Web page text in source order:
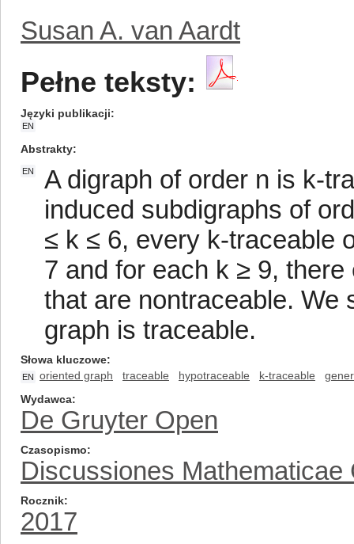
Susan A. van Aardt
Pełne teksty:
Języki publikacji
EN
Abstrakty
EN
A digraph of order n is k-
induced subdigraphs of
≤ k ≤ 6, every k-traceable
7 and for each k ≥ 9,
that are nontraceable. We
graph is traceable.
Słowa kluczowe
EN oriented graph traceable hypotraceable k-traceable
Wydawca
De Gruyter Open
Czasopismo
Discussiones Mathematicae
Rocznik
2017